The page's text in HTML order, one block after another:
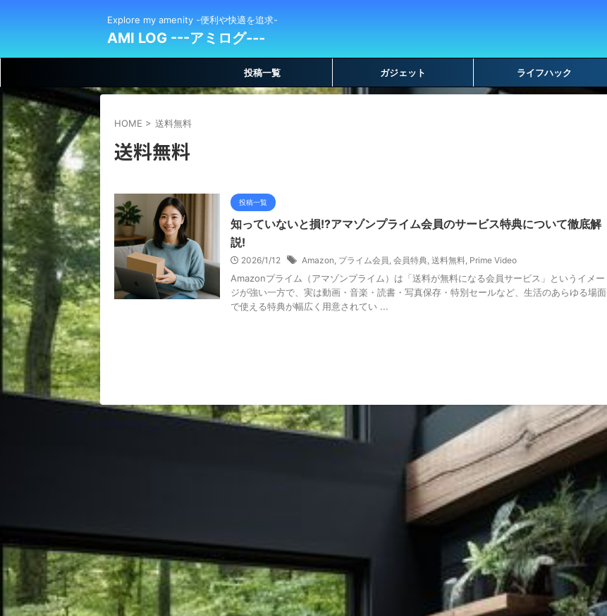
Explore my amenity -便利や快適を追求-
AMI LOG ---アミログ---
投稿一覧 ガジェット ライフハック
HOME > 送料無料
送料無料
投稿一覧
知っていないと損!?アマゾンプライム会員のサービス特典について徹底解
説!
2026/1/12 Amazon, プライム会員, 会員特典, 送料無料, Prime Video
Amazonプライム（アマゾンプライム）は「送料が無料になる会員サービス」というイメー
ジが強い一方で、実は動画・音楽・読書・写真保存・特別セールなど、生活のあらゆる場面
で使える特典が幅広く用意されてい ...